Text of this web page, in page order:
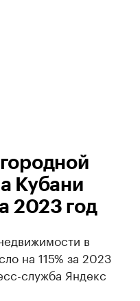
Кубани
2023 год
в
на 115% за 2023
служба Яндекс